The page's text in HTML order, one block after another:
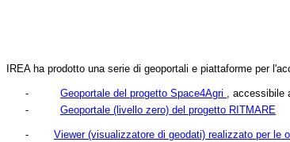
IREA ha prodotto una serie di geoportali e piattaforme per
- Geoportale del progetto Space4Agri
,
-
Geoportale (livello zero) del progetto RITMARE
- Viewer (visualizzatore di geodati) realizzato per